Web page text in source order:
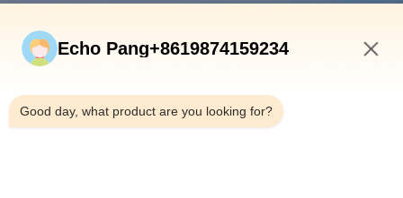
ホーム
私たちについて
工場見学
Echo Pang+8619874159234
Good day, what product are you looking for?